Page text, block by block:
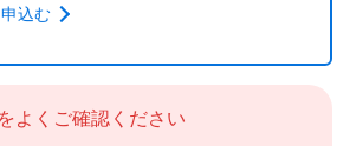
込む
よくご確認ください